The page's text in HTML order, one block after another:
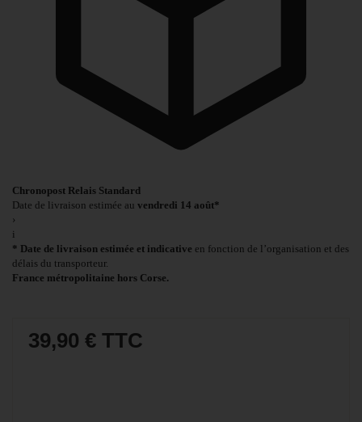
Chronopost Relais Standard
Date de livraison estimée au vendredi 14 août*
›
i
* Date de livraison estimée et indicative en fonction de l’organisation et des
délais du transporteur.
France métropolitaine hors Corse.
39,90 € TTC